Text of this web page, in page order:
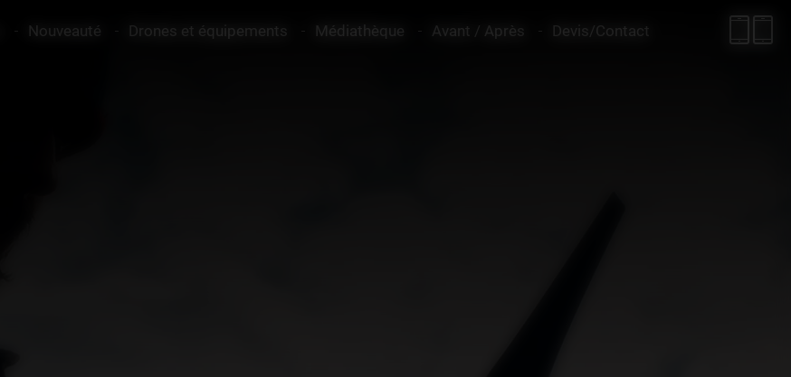
Nouveauté Drones et équipements Médiathèque Avant / Après Devis/Contact